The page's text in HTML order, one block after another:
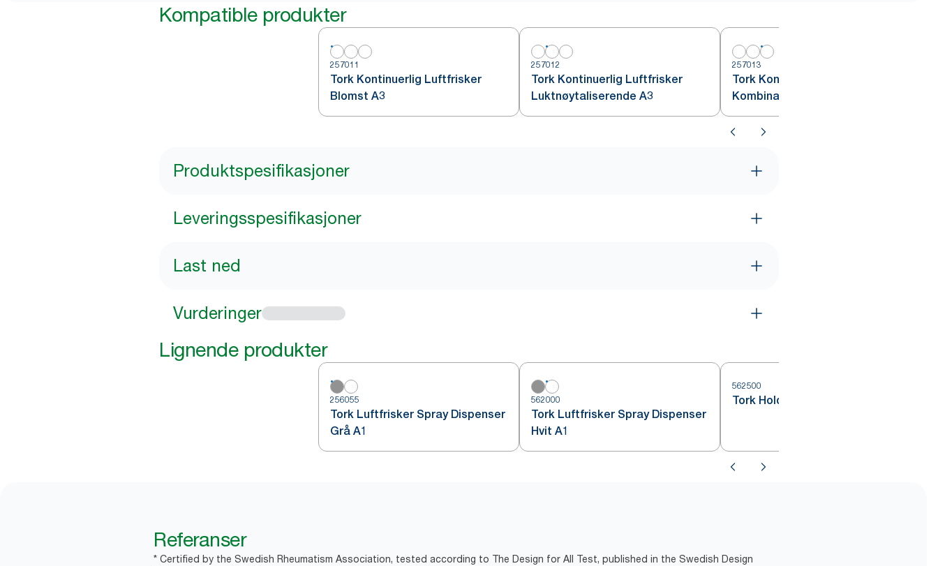
Kompatible produkter
257011
Tork Kontinuerlig Luftfrisker
Blomst A3
257012
Tork Kontinuerlig Luftfrisker
Luktnøytaliserende A3
257013
Tork Kontinuerlig Luftfrisker
Kombinasjonspakke A3
Produktspesifikasjoner
Leveringsspesifikasjoner
Last ned
Vurderinger
Lignende produkter
256055
Tork Luftfrisker Spray Dispenser
Grå A1
562000
Tork Luftfrisker Spray Dispenser
Hvit A1
562500
Tork Holder Luftfrisker Duftplate
Referanser
* Certified by the Swedish Rheumatism Association, tested according to The Design for All Test, published in the Swedish Design